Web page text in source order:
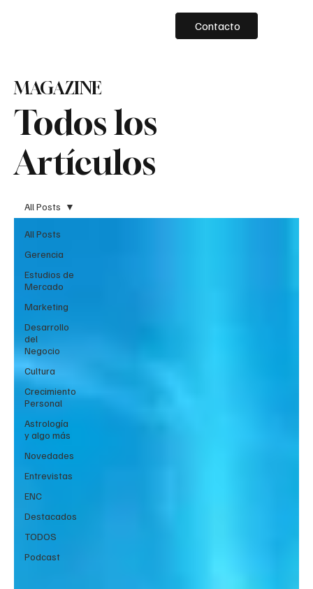
Contacto
Todos los
Artículos
MAGAZINE
All Posts
Gerencia
Estudios de
Mercado
Marketing
Desarrollo
del
Negocio
Cultura
Crecimiento
Personal
Astrología
y algo más
Novedades
Entrevistas
ENC
Destacados
TODOS
Podcast
All Posts